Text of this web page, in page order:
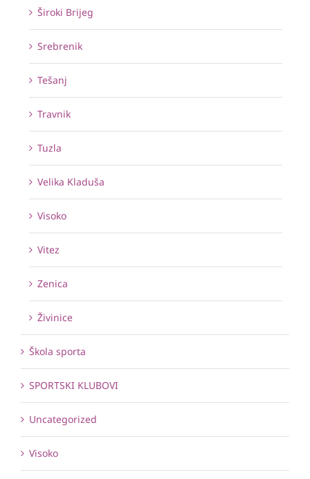
Široki Brijeg
Srebrenik
Tešanj
Travnik
Tuzla
Velika Kladuša
Visoko
Vitez
Zenica
Živinice
Škola sporta
SPORTSKI KLUBOVI
Uncategorized
Visoko